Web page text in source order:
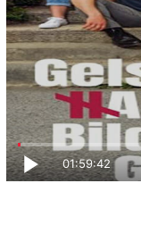
01:59:42